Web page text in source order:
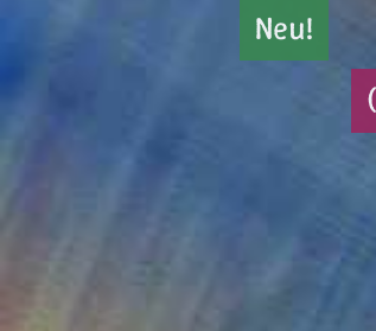
Neu!